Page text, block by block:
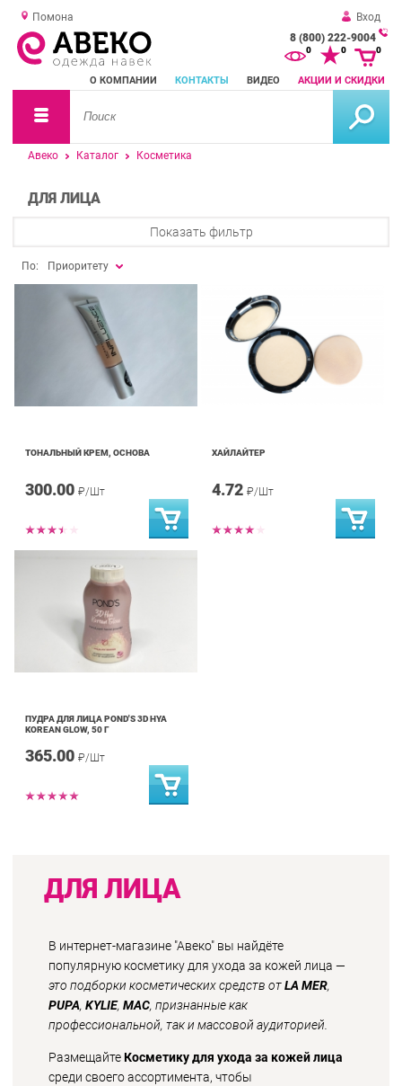
Помона
Вход
8 (800) 222-9004
О КОМПАНИИ КОНТАКТЫ ВИДЕО АКЦИИ И СКИДКИ
0 0 0
Авеко Каталог Косметика
ДЛЯ ЛИЦА
Показать фильтр
По: Приоритету
ТОНАЛЬНЫЙ КРЕМ, ОСНОВА
300.00 ₽/Шт
ХАЙЛАЙТЕР
4.72 ₽/Шт
ПУДРА ДЛЯ ЛИЦА POND'S 3D HYA
KOREAN GLOW, 50 Г
365.00 ₽/Шт
ДЛЯ ЛИЦА
В интернет-магазине "Авеко" вы найдёте
популярную косметику для ухода за кожей лица —
это подборки косметических средств отLA MER,
PUPA, KYLIE, MAC, признанные как
профессиональной, так и массовой аудиторией.
РазмещайтеКосметику для ухода за кожей лица
среди своего ассортимента, чтобы